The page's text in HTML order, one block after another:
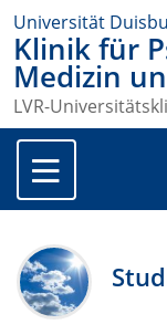
Universität
Klinik für
Medizin
LVR-